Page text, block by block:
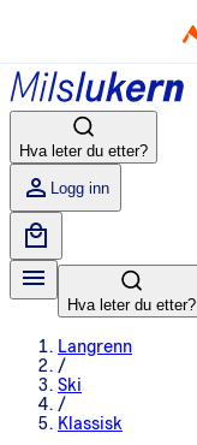
Hva leter du etter?
Logg inn
Hva leter du etter?
Langrenn
/
Ski
/
Klassisk